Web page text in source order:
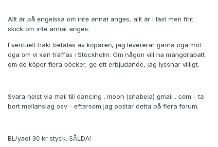
Allt är på engelska om inte annat anges, allt är i läst men fint
skick om inte annat anges.
Eventuell frakt betalas av köparen, jag levererar gärna öga mot
öga om vi kan träffas i Stockholm. Om någon vill ha mängdrabatt
om de köper flera böcker, ge ett erbjudande, jag lyssnar villigt.
Svara helst via mail till dancing . moon (snabela) gmail . com - ta
bort mellanslag osv - eftersom jag postar detta på flera forum.
BL/yaoi 30 kr styck. SÅLDA!